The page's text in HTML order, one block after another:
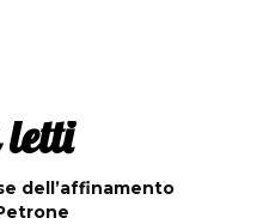
dell’affinamento